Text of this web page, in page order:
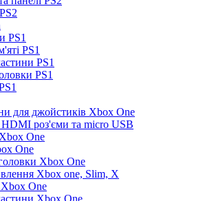
PS1
PS1
PS1
PS1
для джойстиків Xbox One
роз'єми та micro USB
One
One
Xbox One
Xbox one, Slim, X
One
Xbox One